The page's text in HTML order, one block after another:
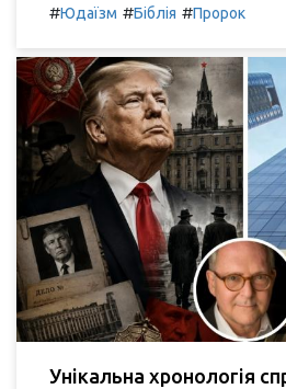
#Юдаїзм #Біблія #Пророк
Унікальна хронологія